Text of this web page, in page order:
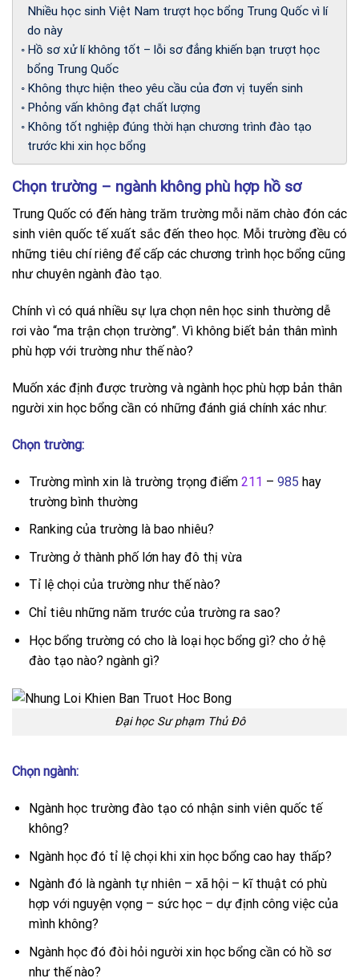
Nhiều học sinh Việt Nam trượt học bổng Trung Quốc vì lí
do này
Hồ sơ xử lí không tốt – lỗi sơ đẳng khiến bạn trượt học
bổng Trung Quốc
Không thực hiện theo yêu cầu của đơn vị tuyển sinh
Phỏng vấn không đạt chất lượng
Không tốt nghiệp đúng thời hạn chương trình đào tạo
trước khi xin học bổng
Chọn trường – ngành không phù hợp hồ sơ
Trung Quốc có đến hàng trăm trường mỗi năm chào đón các
sinh viên quốc tế xuất sắc đến theo học. Mỗi trường đều có
những tiêu chí riêng để cấp các chương trình học bổng cũng
như chuyên ngành đào tạo.
Chính vì có quá nhiều sự lựa chọn nên học sinh thường dễ
rơi vào “ma trận chọn trường”. Vì không biết bản thân mình
phù hợp với trường như thế nào?
Muốn xác định được trường và ngành học phù hợp bản thân
người xin học bổng cần có những đánh giá chính xác như:
Chọn trường:
Trường mình xin là trường trọng điểm 211 – 985 hay
trường bình thường
Ranking của trường là bao nhiêu?
Trường ở thành phố lớn hay đô thị vừa
Tỉ lệ chọi của trường như thế nào?
Chỉ tiêu những năm trước của trường ra sao?
Học bổng trường có cho là loại học bổng gì? cho ở hệ
đào tạo nào? ngành gì?
Đại học Sư phạm Thủ Đô
Chọn ngành:
Ngành học trường đào tạo có nhận sinh viên quốc tế
không?
Ngành học đó tỉ lệ chọi khi xin học bổng cao hay thấp?
Ngành đó là ngành tự nhiên – xã hội – kĩ thuật có phù
hợp với nguyện vọng – sức học – dự định công việc của
mình không?
Ngành học đó đòi hỏi người xin học bổng cần có hồ sơ
như thế nào?